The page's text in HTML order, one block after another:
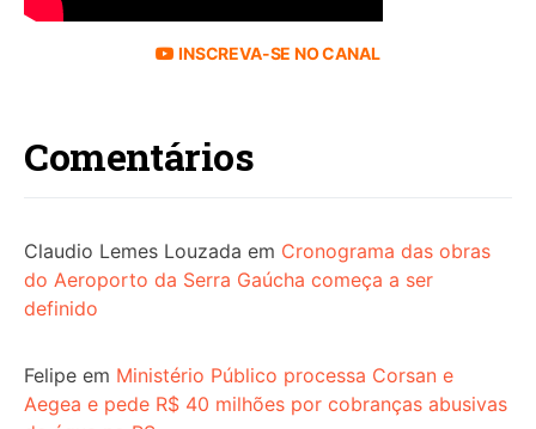
INSCREVA-SE NO CANAL
Comentários
Claudio Lemes Louzada em Cronograma das obras
do Aeroporto da Serra Gaúcha começa a ser
definido
Felipe em Ministério Público processa Corsan e
Aegea e pede R$ 40 milhões por cobranças abusivas